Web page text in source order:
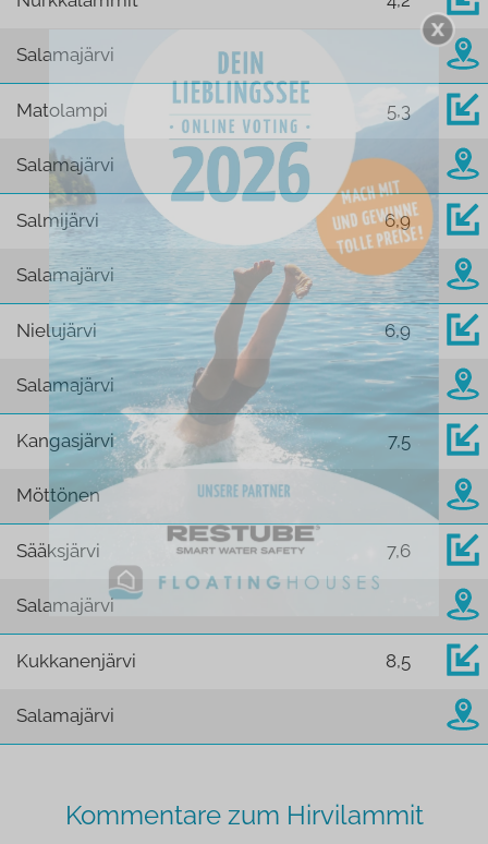
Salamajärvi
Matolampi 5,3
Salamajärvi
Salmijärvi 6,9
Salamajärvi
Nielujärvi 6,9
Salamajärvi
Kangasjärvi 7,5
Möttönen
Sääksjärvi 7,6
Salamajärvi
Kukkanenjärvi 8,5
Salamajärvi
Kommentare zum Hirvilammit